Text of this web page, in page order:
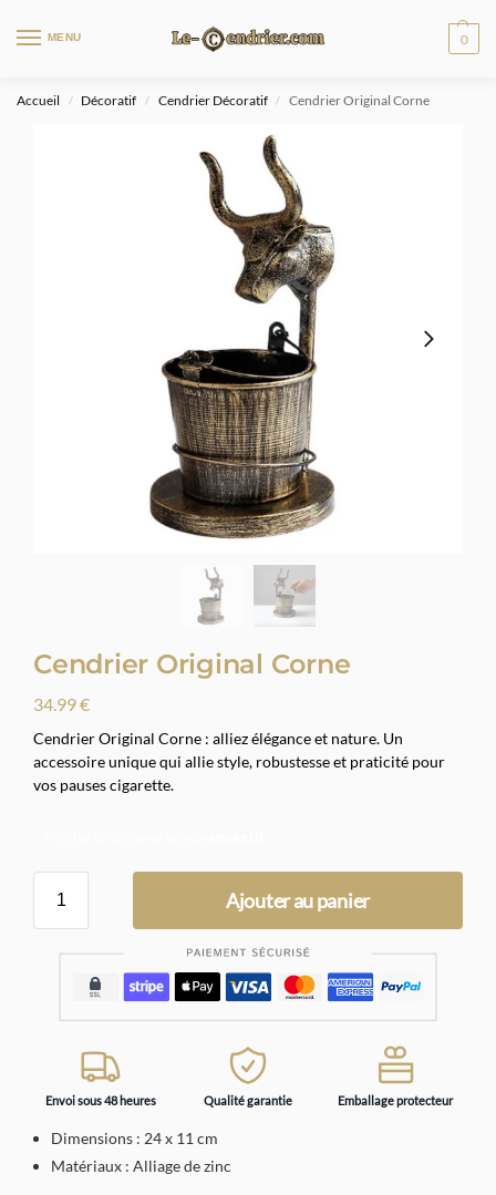
MENU 0
Accueil / Décoratif / Cendrier Décoratif / Cendrier Original Corne
Cendrier Original Corne
34.99€
Cendrier Original Corne : alliez élégance et nature. Un
accessoire unique qui allie style, robustesse et praticité pour
vos pauses cigarette.
Ajouter au panier
Envoi sous 48 heures Qualité garantie Emballage protecteur
Dimensions : 24 x 11 cm
Matériaux : Alliage de zinc